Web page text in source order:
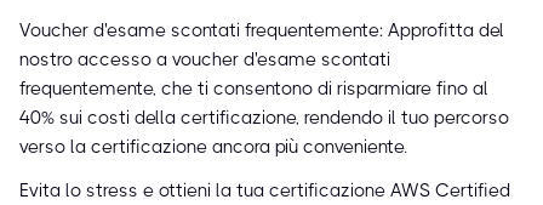
Voucher d'esame scontati frequentemente: Approfitta del
nostro accesso a voucher d'esame scontati
frequentemente, che ti consentono di risparmiare fino al
40% sui costi della certificazione, rendendo il tuo percorso
verso la certificazione ancora più conveniente.
Evita lo stress e ottieni la tua certificazione AWS Certified